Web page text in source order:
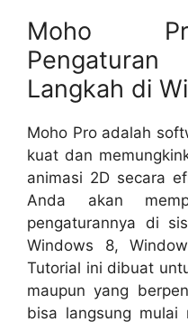
Moho
Langkah di
Moho Pro adalah
kuat dan
animasi 2D secara
Anda akan
pengaturannya di
Windows 8,
Tutorial ini dibuat
maupun yang
bisa langsung mulai